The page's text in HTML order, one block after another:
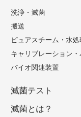
洗浄・滅菌
搬送
ピュアスチーム・水処
キャリブレーション
バイオ関連装置
滅菌テスト
滅菌とは？